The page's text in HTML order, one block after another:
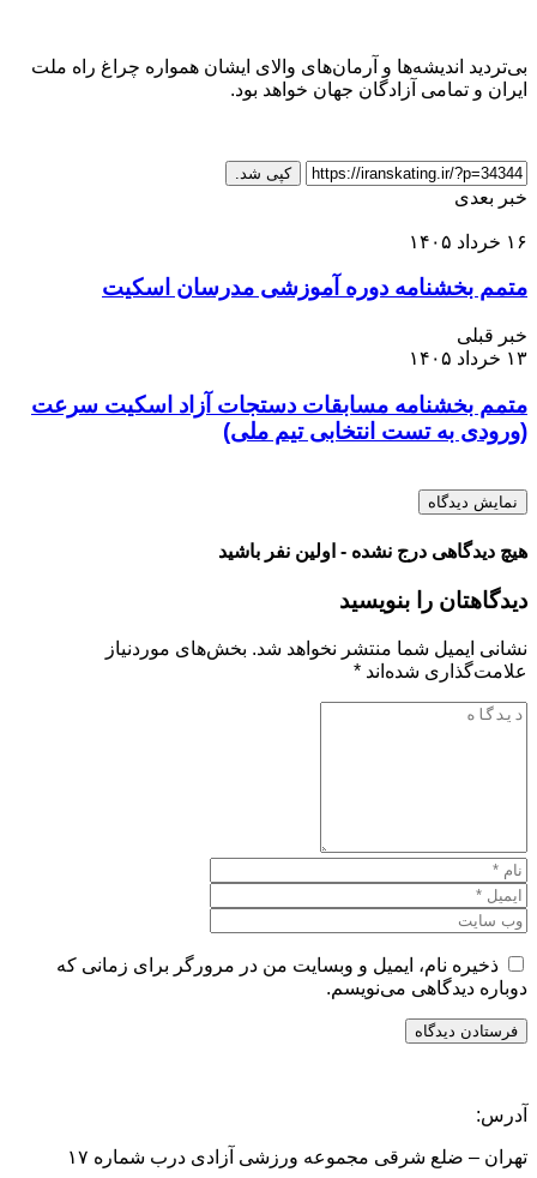
بی‌تردید اندیشه‌ها و آرمان‌های والای ایشان همواره چراغ راه ملت
ایران و تمامی آزادگان جهان خواهد بود.
کپی شد.
خبر بعدی
۱۶ خرداد ۱۴۰۵
متمم بخشنامه دوره آموزشی مدرسان اسکیت
خبر قبلی
۱۳ خرداد ۱۴۰۵
متمم بخشنامه مسابقات دستجات آزاد اسکیت سرعت
(ورودی به تست انتخابی تیم ملی)
نمایش دیدگاه
هیچ دیدگاهی درج نشده - اولین نفر باشید
دیدگاهتان را بنویسید
نشانی ایمیل شما منتشر نخواهد شد. بخش‌های موردنیاز
علامت‌گذاری شده‌اند *
ذخیره نام، ایمیل و وبسایت من در مرورگر برای زمانی که
دوباره دیدگاهی می‌نویسم.
آدرس:
تهران – ضلع شرقی مجموعه ورزشی آزادی درب شماره ۱۷